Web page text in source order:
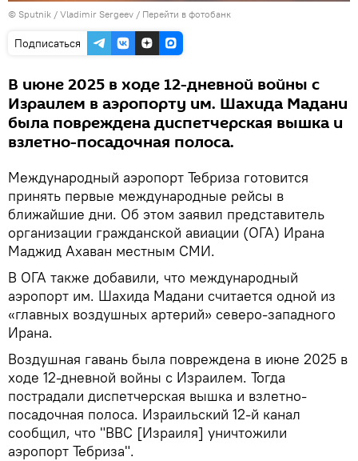
© Sputnik / Vladimir Sergeev / Перейти в фотобанк
Подписаться
В июне 2025 в ходе 12-дневной войны с
Израилем в аэропорту им. Шахида Мадани
была повреждена диспетчерская вышка и
взлетно-посадочная полоса.
Международный аэропорт Тебриза готовится
принять первые международные рейсы в
ближайшие дни. Об этом заявил представитель
организации гражданской авиации (ОГА) Ирана
Маджид Ахаван местным СМИ.
В ОГА также добавили, что международный
аэропорт им. Шахида Мадани считается одной из
«главных воздушных артерий» северо-западного
Ирана.
Воздушная гавань была повреждена в июне 2025 в
ходе 12-дневной войны с Израилем. Тогда
пострадали диспетчерская вышка и взлетно-
посадочная полоса. Израильский 12-й канал
сообщил, что "ВВС [Израиля] уничтожили
аэропорт Тебриза".